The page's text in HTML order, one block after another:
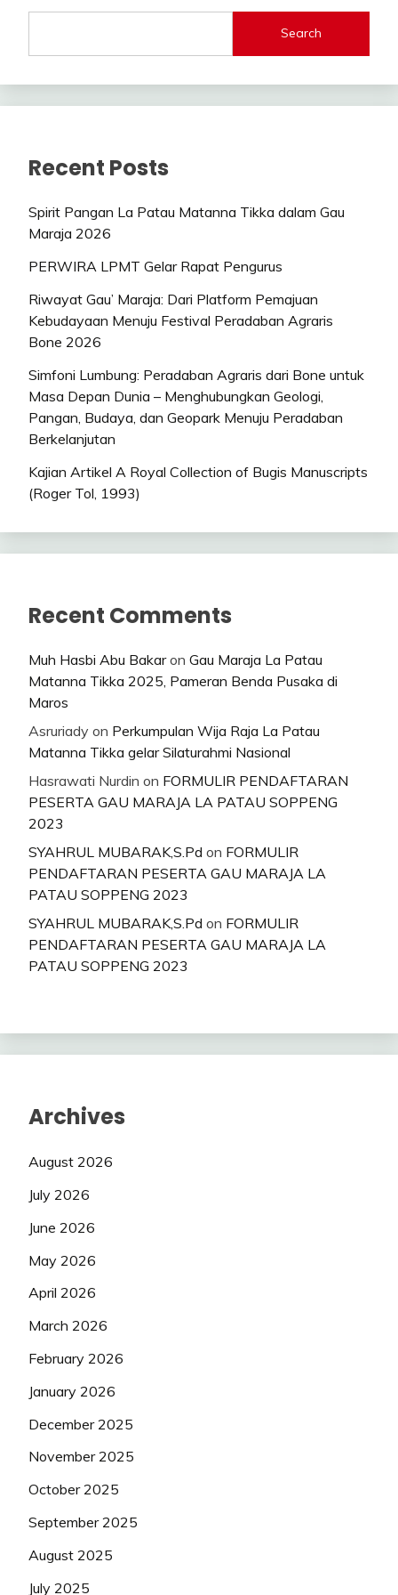
Search
Recent Posts
Spirit Pangan La Patau Matanna Tikka dalam Gau
Maraja 2026
PERWIRA LPMT Gelar Rapat Pengurus
Riwayat Gau’ Maraja: Dari Platform Pemajuan
Kebudayaan Menuju Festival Peradaban Agraris
Bone 2026
Simfoni Lumbung: Peradaban Agraris dari Bone untuk
Masa Depan Dunia – Menghubungkan Geologi,
Pangan, Budaya, dan Geopark Menuju Peradaban
Berkelanjutan
Kajian Artikel A Royal Collection of Bugis Manuscripts
(Roger Tol, 1993)
Recent Comments
Muh Hasbi Abu Bakaron Gau Maraja La Patau
Matanna Tikka 2025, Pameran Benda Pusaka di
Maros
Asruriady on Perkumpulan Wija Raja La Patau
Matanna Tikka gelar Silaturahmi Nasional
Hasrawati Nurdin on FORMULIR PENDAFTARAN
PESERTA GAU MARAJA LA PATAU SOPPENG
2023
SYAHRUL MUBARAK,S.Pd on FORMULIR
PENDAFTARAN PESERTA GAU MARAJA LA
PATAU SOPPENG 2023
SYAHRUL MUBARAK,S.Pd on FORMULIR
PENDAFTARAN PESERTA GAU MARAJA LA
PATAU SOPPENG 2023
Archives
August 2026
July 2026
June 2026
May 2026
April 2026
March 2026
February 2026
January 2026
December 2025
November 2025
October 2025
September 2025
August 2025
July 2025